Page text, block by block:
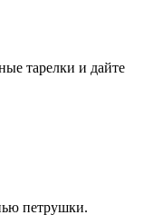
тарелки и дайте
петрушки.